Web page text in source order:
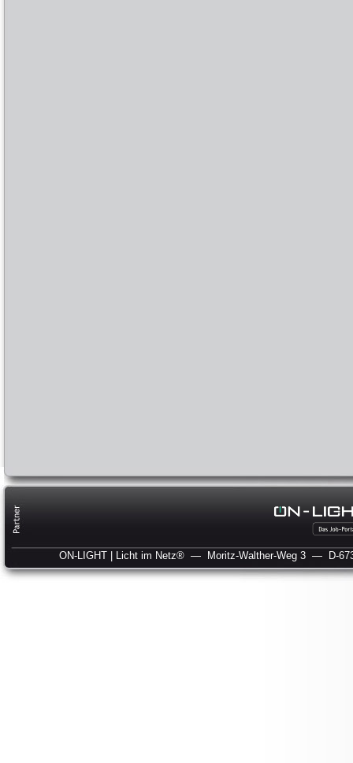
ON-LIGHT | Licht im Netz® — Moritz-Walther-Weg 3 — D-